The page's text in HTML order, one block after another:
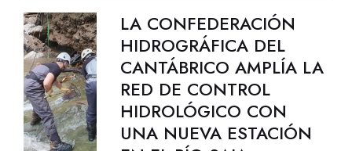
LA CONFEDERACIÓN
HIDROGRÁFICA DEL
CANTÁBRICO AMPLÍA LA
RED DE CONTROL
HIDROLÓGICO CON
UNA NUEVA ESTACIÓN